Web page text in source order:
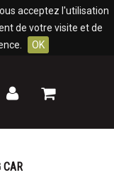
acceptez l'utilisation
de votre visite et de
OK
Mon
Mon
CAR